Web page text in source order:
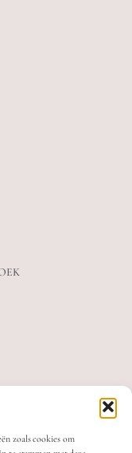
zoals cookies om